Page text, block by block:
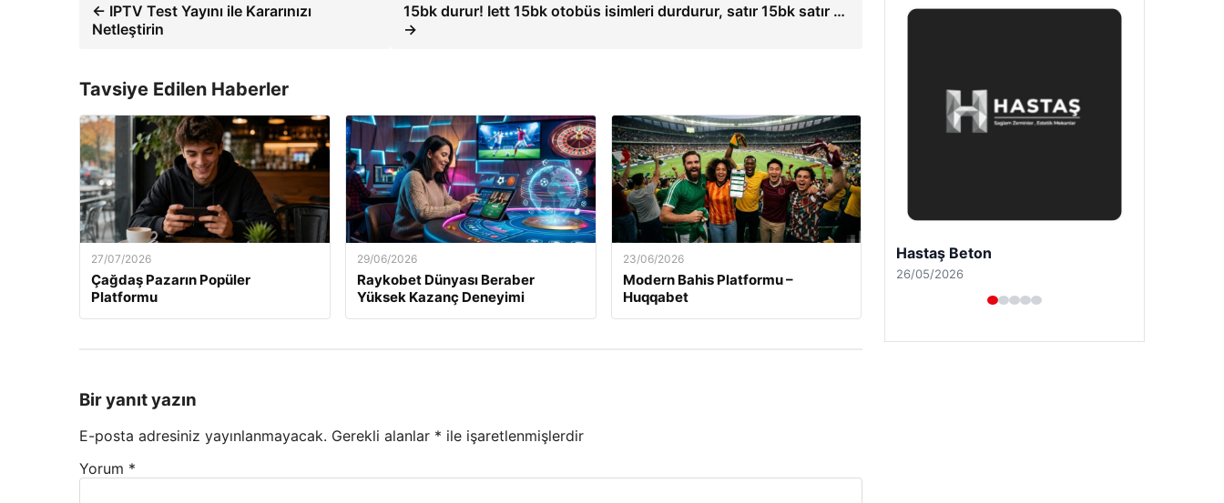
← IPTV Test Yayını ile Kararınızı
Netleştirin
15bk durur! Iett 15bk otobüs isimleri durdurur, satır 15bk satır …
→
Tavsiye Edilen Haberler
27/07/2026
Çağdaş Pazarın Popüler
Platformu
29/06/2026
Raykobet Dünyası Beraber
Yüksek Kazanç Deneyimi
23/06/2026
Modern Bahis Platformu –
Huqqabet
Bir yanıt yazın
E-posta adresiniz yayınlanmayacak. Gerekli alanlar * ile işaretlenmişlerdir
Yorum *
Prenses Night Club
29/04/2026